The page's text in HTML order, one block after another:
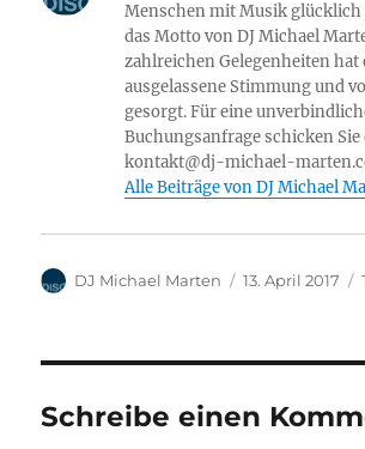
Menschen mit Musik glücklich
das Motto von DJ Michael
zahlreichen Gelegenheiten
ausgelassene Stimmung und
gesorgt. Für eine
Buchungsanfrage schicken
kontakt@dj-michael-
Alle Beiträge von DJ Michael
Autor
DJ Michael Marten
Veröffentlicht
13. April 2017
Schreibe einen